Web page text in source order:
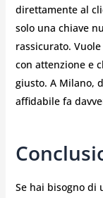
direttamente al
solo una chiave
rassicurato.
con attenzione e
giusto. A Milano,
affidabile fa
Se hai bisogno di